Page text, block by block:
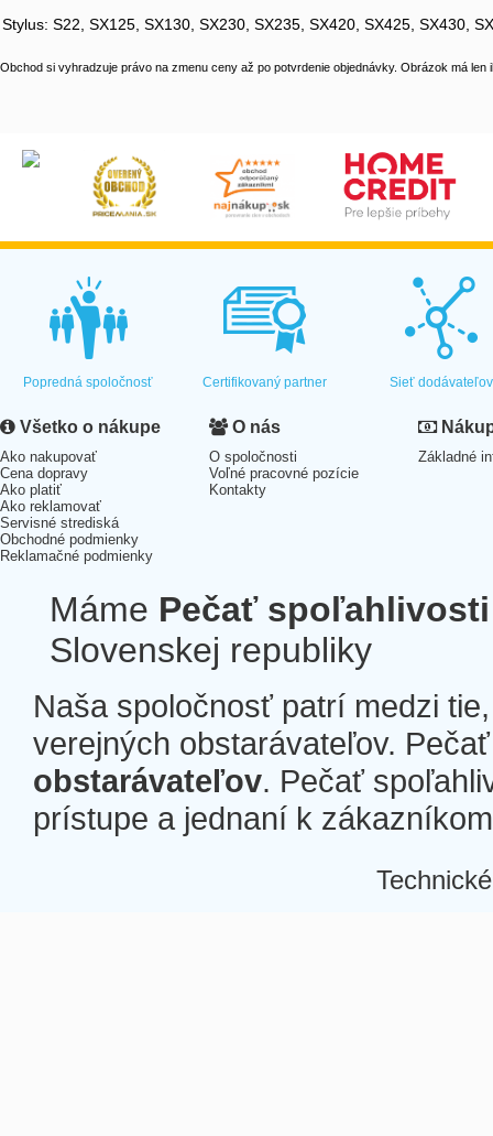
Stylus: S22, SX125, SX130, SX230, SX235, SX420, SX425, SX430,
Obchod si vyhradzuje právo na zmenu ceny až po potvrdenie objednávky. Obrázok má len
Popredná spoločnosť Certifikovaný partner Sieť dodávateľov
Všetko o nákupe
Ako nakupovať
Cena dopravy
Ako platiť
Ako reklamovať
Servisné strediská
Obchodné podmienky
Reklamačné podmienky
O nás
O spoločnosti
Voľné pracovné pozície
Kontakty
Základné
Máme Pečať spoľahlivosti
Slovenskej republiky
Naša spoločnosť patrí medzi
verejných obstarávateľov.
obstarávateľov. Pečať
prístupe a jednaní k